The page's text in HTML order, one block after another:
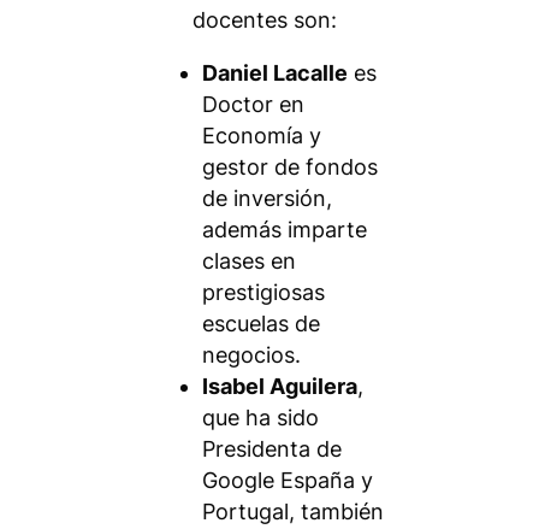
docentes son:
Daniel Lacalle es
Doctor en
Economía y
gestor de fondos
de inversión,
además imparte
clases en
prestigiosas
escuelas de
negocios.
Isabel Aguilera,
que ha sido
Presidenta de
Google España y
Portugal, también